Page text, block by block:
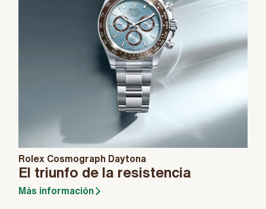
Rolex Cosmograph Daytona
El triunfo de la resistencia
Más información